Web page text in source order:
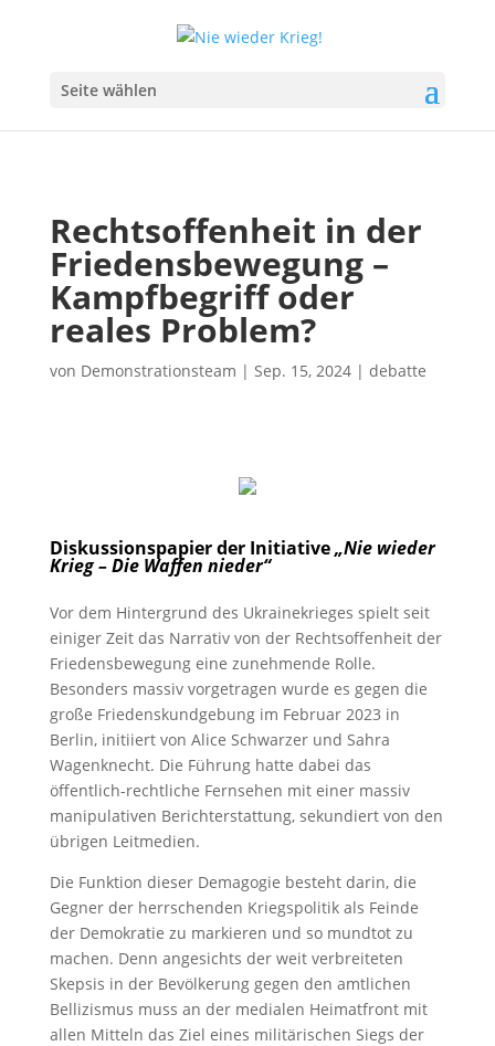
Seite wählen
Rechtsoffenheit in der
Friedensbewegung –
Kampfbegriff oder
reales Problem?
von Demonstrationsteam | Sep. 15, 2024| debatte
Diskussionspapier der Initiative„Nie wieder
Krieg – Die Waffen nieder“
Vor dem Hintergrund des Ukrainekrieges spielt seit
einiger Zeit das Narrativ von der Rechtsoffenheit der
Friedensbewegung eine zunehmende Rolle.
Besonders massiv vorgetragen wurde es gegen die
große Friedenskundgebung im Februar 2023 in
Berlin, initiiert von Alice Schwarzer und Sahra
Wagenknecht. Die Führung hatte dabei das
öffentlich-rechtliche Fernsehen mit einer massiv
manipulativen Berichterstattung, sekundiert von den
übrigen Leitmedien.
Die Funktion dieser Demagogie besteht darin, die
Gegner der herrschenden Kriegspolitik als Feinde
der Demokratie zu markieren und so mundtot zu
machen. Denn angesichts der weit verbreiteten
Skepsis in der Bevölkerung gegen den amtlichen
Bellizismus muss an der medialen Heimatfront mit
allen Mitteln das Ziel eines militärischen Siegs der